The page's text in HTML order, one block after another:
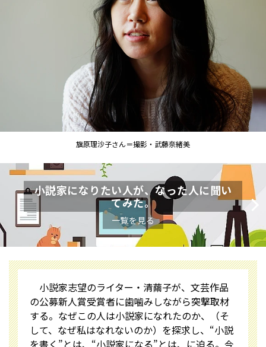
旗原理沙子さん＝撮影・武藤奈緒美
小説家になりたい人が、なった人に聞い
てみた。
一覧を見る
小説家志望のライター・清繭子が、文芸作品
の公募新人賞受賞者に歯噛みしながら突撃取材
する。なぜこの人は小説家になれたのか、（そ
して、なぜ私はなれないのか）を探求し、“小説